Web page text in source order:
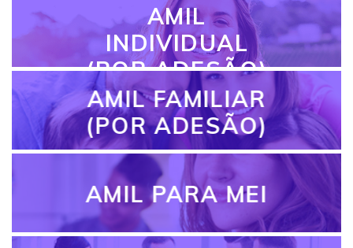
AMIL
INDIVIDUAL
(POR ADESÃO)
AMIL FAMILIAR
(POR ADESÃO)
AMIL PARA MEI